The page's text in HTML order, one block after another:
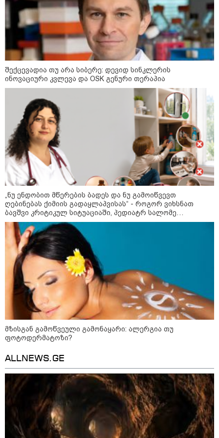
09:00 / 07-08-2026
18 წელი აგვისტოს ომიდან - ტრაგიკული
მოვლენების ქრონოლოგია, რომელიც
შესაძლოა, აღარ გვახსოვს
22:28 / 07-08-2026
სად იზღუდება მოძრაობა -
თბილისის მერია ინფორმაციას
21:30 / 07-08-2026
თბილისში, ლოზუნგით
„გვახსოვს გმირები, გვახსოვს
მტერი” მსვლელობა
მიმდინარეობს
გიგა სექსუალურად ავიწროებდა
- თუ გამოჩნდება ასეთი
გოგონა, 10 000 ლარს
ოფიციალურად, სახალხოდ
გადავცემ" - გიგა ავალიანის
დედა განცხადებას ავრცელებს
18:21 / 07-08-2026
"ვიდეოს ნახვა ჩემთვის იყო
შექცევადია თუ არა სიბერე: დევიდ სინკლერის
ინოვაციური კვლევა და OSK გენური თერაპია
„ნუ ენდობით მწერების ბადეს და ნუ გამოიწვევთ
ღებინებას ქიმიის გადაყლაპვისას“ - როგორ ვიხსნათ
ბავშვი კრიტიკულ სიტუაციაში, პედიატრ სალომე
ახვლედიანის რჩევები
მზისგან გამოწვეული გამონაყარი: ალერგია თუ
ფოტოდერმატოზი?
ALLNEWS.GE